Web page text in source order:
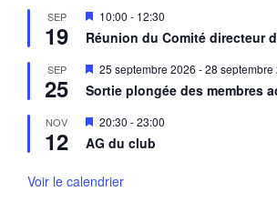
a
n
t
n
a
a
n
t
SEP
19
M
i
s
n
a
a
n
t
10:00 - 12:30
Réunion du Comité directeur
SEP
25
M
s
n
a
n
25 septembre 2026 -28 septembre
Sortie plongée des membres
NOV
12
M
i
s
n
20:30 -23:00
AG du club
Voir le calendrier